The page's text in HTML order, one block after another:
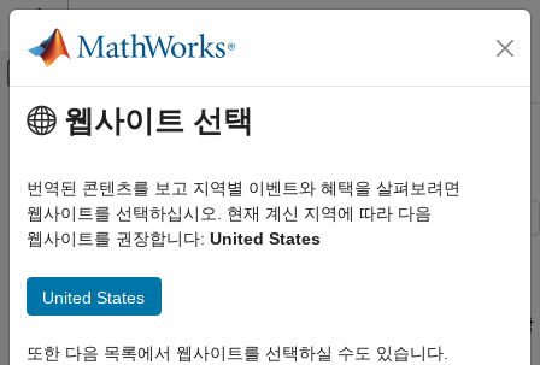
콘텐츠로 바로 가기
오프캔버스 탐색 메뉴 토글
문서 홈
Simscape Electrical
응용 분야
컨버터(고전력)
3상 계통 연계형 인버터
주요 콘텐츠
3상 계통 연계형 인버터
이 예제에서는 계통 연계형 인버터 시스템의 전압을 제어하는
방법을 보여줍니다. Voltage regulator 서브시스템은 PI 기반 제어
전략을 구현합니다. 3상 인버터는 회로 차단기를 통해 그리드에
연결됩니다. 회로 차단기는 동기화를 허용하도록 시뮬레이션 시작
시 열립니다. 시간 0.15초에서 회로 차단기는 닫히고 인버터가
웹사이트 선택
번역된 콘텐츠를 보고 지역별 이벤트와 혜택을 살펴보려면
웹사이트를 선택하십시오. 현재 계신 지역에 따라 다음
웹사이트를 권장합니다: United States
United States
또한 다음 목록에서 웹사이트를 선택하실 수도 있습니다.